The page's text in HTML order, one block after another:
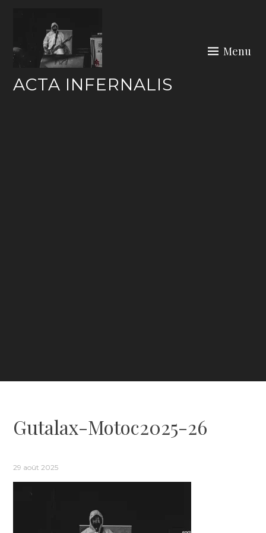
ACTA INFERNALIS
Menu
Gutalax-Motoc2025-26
29 août 2025